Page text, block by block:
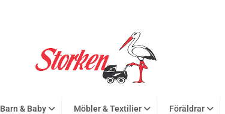
Barn & Baby Möbler & Textilier Föräldrar